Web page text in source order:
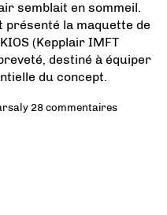
semblait en sommeil.
présenté la maquette de
(Kepplair IMFT
destiné à équiper
du concept.
28 commentaires